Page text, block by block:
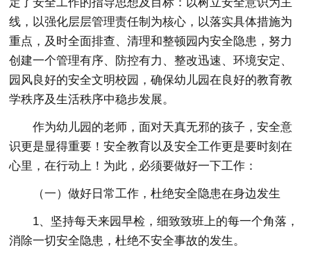
线，以强化层层管理责任制为核心，以落实具体措施为
重点，及时全面排查、清理和整顿园内安全隐患，努力
创建一个管理有序、防控有力、整改迅速、环境安定、
园风良好的安全文明校园，确保幼儿园在良好的教育教
学秩序及生活秩序中稳步发展。
作为幼儿园的老师，面对天真无邪的孩子，安全意
识更是显得重要！安全教育以及安全工作更是要时刻在
心里，在行动上！为此，必须要做好一下工作：
（一）做好日常工作，杜绝安全隐患在身边发生
1、坚持每天来园早检，细致致班上的每一个角落，
消除一切安全隐患，杜绝不安全事故的发生。